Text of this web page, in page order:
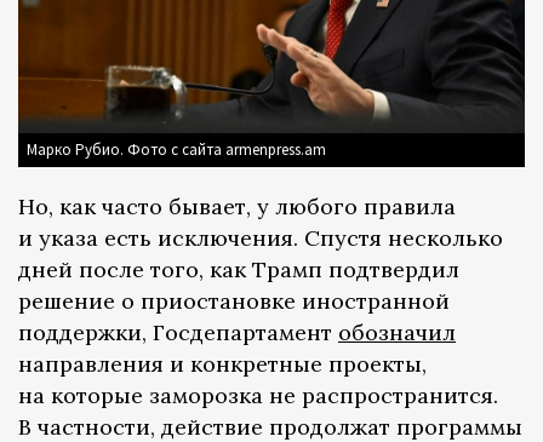
Марко Рубио. Фото с сайта armenpress.am
Но, как часто бывает, у любого правила
и указа есть исключения. Спустя несколько
дней после того, как Трамп подтвердил
решение о приостановке иностранной
поддержки, Госдепартамент обозначил
направления и конкретные проекты,
на которые заморозка не распространится.
В частности, действие продолжат программы